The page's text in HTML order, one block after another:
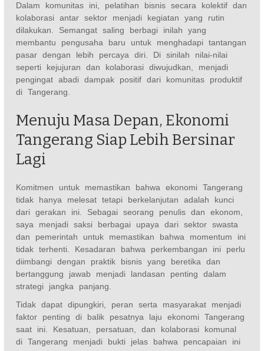
Dalam komunitas ini, pelatihan bisnis secara kolektif dan
kolaborasi antar sektor menjadi kegiatan yang rutin
dilakukan. Semangat saling berbagi inilah yang
membantu pengusaha baru untuk menghadapi tantangan
pasar dengan lebih percaya diri. Di sinilah nilai-nilai
seperti kejujuran dan kolaborasi diwujudkan, menjadi
pengingat abadi dampak positif dari komunitas produktif
di Tangerang.
Menuju Masa Depan, Ekonomi
Tangerang Siap Lebih Bersinar
Lagi
Komitmen untuk memastikan bahwa ekonomi Tangerang
tidak hanya melesat tetapi berkelanjutan adalah kunci
dari gerakan ini. Sebagai seorang penulis dan ekonom,
saya menjadi saksi berbagai upaya dari sektor swasta
dan pemerintah untuk memastikan bahwa momentum ini
tidak terhenti. Kesadaran bahwa perkembangan ini perlu
diimbangi dengan praktik bisnis yang beretika dan
bertanggung jawab menjadi landasan penting dalam
strategi jangka panjang.
Tidak dapat dipungkiri, peran serta masyarakat menjadi
faktor penting di balik pesatnya laju ekonomi Tangerang
saat ini. Kesatuan, persatuan, dan kolaborasi komunal
di Tangerang menjadi bukti jelas bahwa pencapaian ini